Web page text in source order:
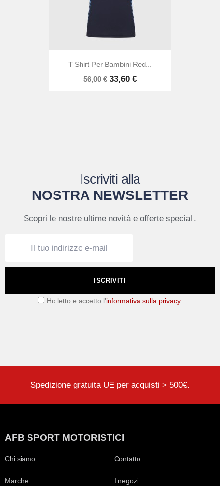
T-Shirt Per Bambini Red...
56,00 € 33,60 €
Iscriviti alla
NOSTRA NEWSLETTER
Scopri le nostre ultime novità e offerte speciali.
ISCRIVITI
Ho letto e accetto l'informativa sulla privacy.
Spedizione gratuita UE per acquisti > 500€.
AFB SPORT MOTORISTICI
Chi siamo
Marche
Contatto
I negozi